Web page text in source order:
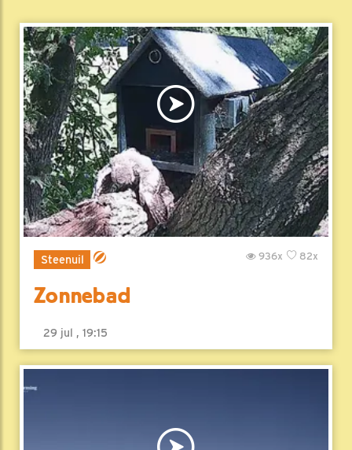
Steenuil 82x
936x
Zonnebad
29 jul , 19:15